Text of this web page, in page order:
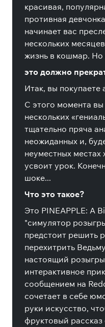
красивая,
противная
начинает вас
нескольких
жизнь в кошмар. Но
это должно
Итак, вы покупаете
С этого момента
нескольких
тщательно пряча
неожиданных и,
неуместных местах
усвоит урок.
шоке...
Что это такое?
Это PINEAPPLE: A
"симулятор
предстоит решить
перехитрить
настоящий
интерактивное
сообщением на
сочетает в себе
руки искусство,
фруктовый